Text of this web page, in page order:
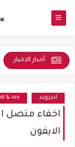
أخبار الاخبار
التنويع
اندرويد & ios
اخفاء متصل
الايفون